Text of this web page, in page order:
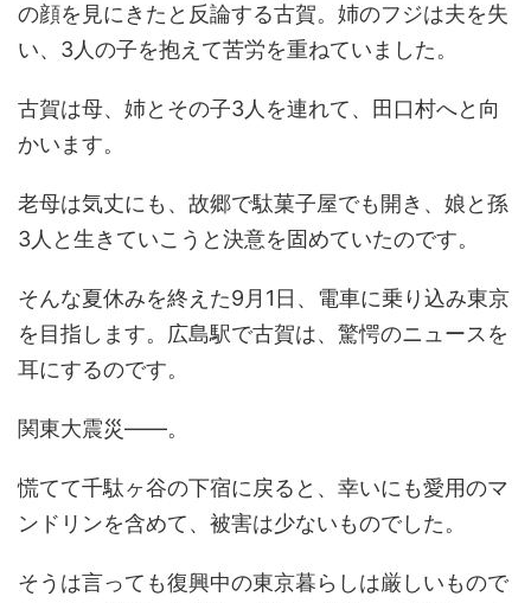
の顔を見にきたと反論する古賀。姉のフジは夫を失
い、3人の子を抱えて苦労を重ねていました。
古賀は母、姉とその子3人を連れて、田口村へと向
かいます。
老母は気丈にも、故郷で駄菓子屋でも開き、娘と孫
3人と生きていこうと決意を固めていたのです。
そんな夏休みを終えた9月1日、電車に乗り込み東京
を目指します。広島駅で古賀は、驚愕のニュースを
耳にするのです。
関東大震災――。
慌てて千駄ヶ谷の下宿に戻ると、幸いにも愛用のマ
ンドリンを含めて、被害は少ないものでした。
そうは言っても復興中の東京暮らしは厳しいもので